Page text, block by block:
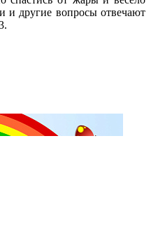
и другие вопросы отвечают